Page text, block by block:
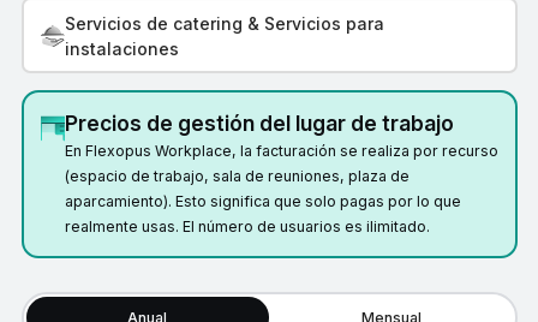
Servicios de catering & Servicios para
instalaciones
Precios de gestión del lugar de trabajo
En Flexopus Workplace, la facturación se realiza por recurso
(espacio de trabajo, sala de reuniones, plaza de
aparcamiento). Esto significa que solo pagas por lo que
realmente usas. El número de usuarios es ilimitado.
Anual Mensual